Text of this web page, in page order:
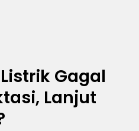
Gagal
Lanjut